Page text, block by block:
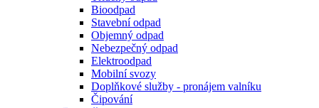
Bioodpad
Stavební odpad
Objemný odpad
Nebezpečný odpad
Elektroodpad
Mobilní svozy
Doplňkové služby - pronájem valníku
Čipování